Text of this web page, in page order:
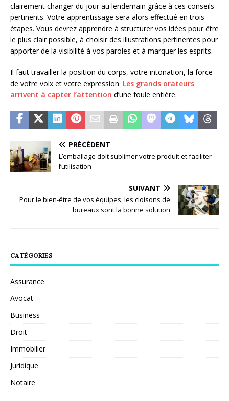
clairement changer du jour au lendemain grâce à ces conseils
pertinents. Votre apprentissage sera alors effectué en trois
étapes. Vous devrez apprendre à structurer vos idées pour être
le plus clair possible, à choisir des illustrations pertinentes pour
apporter de la visibilité à vos paroles et à marquer les esprits.
Il faut travailler la position du corps, votre intonation, la force
de votre voix et votre expression. Les grands orateurs
arrivent à capter l’attention d’une foule entière.
PRÉCÉDENT
L’emballage doit sublimer votre produit et faciliter
l’utilisation
SUIVANT
Pour le bien-être de vos équipes, les cloisons de
bureaux sont la bonne solution
CATÉGORIES
Assurance
Avocat
Business
Droit
Immobilier
Juridique
Notaire